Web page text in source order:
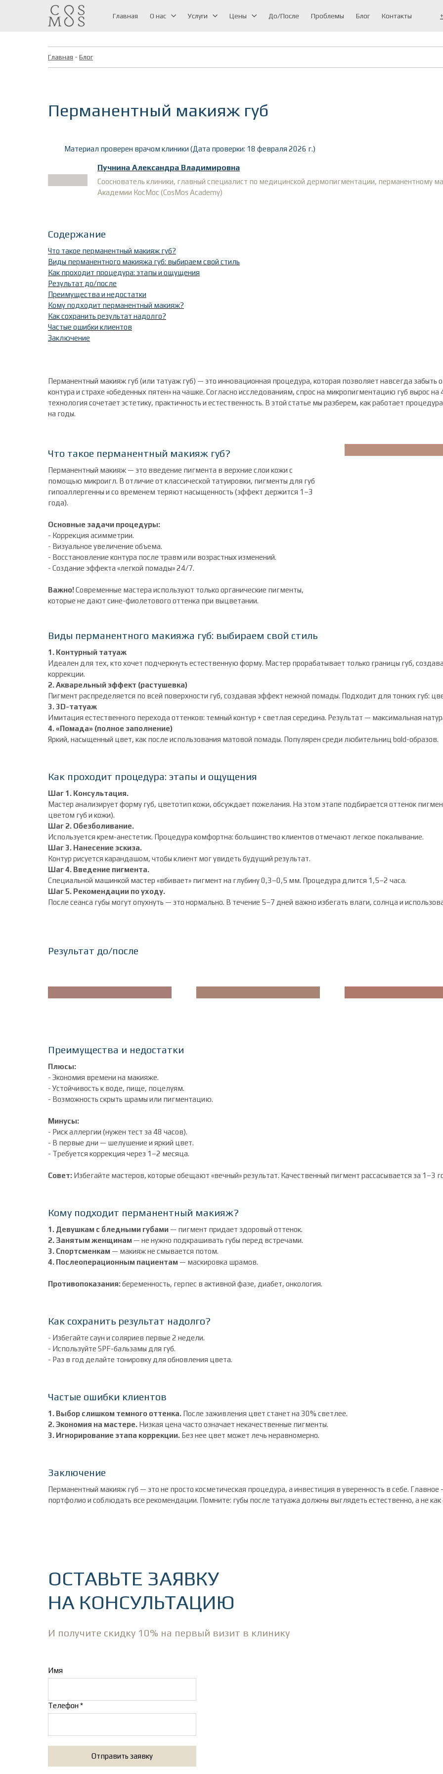
Главная О нас Услуги Цены До/После Проблемы Блог Контакты
Главная - Блог
Перманентный макияж губ
Материал проверен врачом клиники (Дата проверки: 18 февраля 2026 г.)
Пучнина Александра Владимировна
Сооснователь клиники, главный специалист по медицинской дермопигментации, перманентному
Академии КосМос (CosMos Academy)
Содержание
Что такое перманентный макияж губ?
Виды перманентного макияжа губ: выбираем свой стиль
Как проходит процедура: этапы и ощущения
Результат до/после
Преимущества и недостатки
Кому подходит перманентный макияж?
Как сохранить результат надолго?
Частые ошибки клиентов
Заключение
Перманентный макияж губ (или татуаж губ) — это инновационная процедура, которая позволяет навсегда
контура и страхе «обеденных пятен» на чашке. Согласно исследованиям, спрос на микропигментацию губ вырос на
технология сочетает эстетику, практичность и естественность. В этой статье мы разберем, как работает
на годы.
Что такое перманентный макияж губ?
Перманентный макияж — это введение пигмента в верхние слои кожи с
помощью микроигл. В отличие от классической татуировки, пигменты для губ
гипоаллергенны и со временем теряют насыщенность (эффект держится 1–3
года).
Основные задачи процедуры:
- Коррекция асимметрии.
- Визуальное увеличение объема.
- Восстановление контура после травм или возрастных изменений.
- Создание эффекта «легкой помады» 24/7.
Важно!Современные мастера используют только органические пигменты,
которые не дают сине-фиолетового оттенка при выцветании.
Виды перманентного макияжа губ: выбираем свой стиль
1. Контурный татуаж
Идеален для тех, кто хочет подчеркнуть естественную форму. Мастер прорабатывает только границы губ,
коррекции.
2. Акварельный эффект (растушевка)
Пигмент распределяется по всей поверхности губ, создавая эффект нежной помады. Подходит для тонких губ:
3. 3D-татуаж
Имитация естественного перехода оттенков: темный контур + светлая середина. Результат — максимальная
4. «Помада» (полное заполнение)
Яркий, насыщенный цвет, как после использования матовой помады. Популярен среди любительниц bold-образов.
Как проходит процедура: этапы и ощущения
Шаг 1. Консультация.
Мастер анализирует форму губ, цветотип кожи, обсуждает пожелания. На этом этапе подбирается оттенок
цветом губ и кожи).
Шаг 2. Обезболивание.
Используется крем-анестетик. Процедура комфортна: большинство клиентов отмечают легкое покалывание.
Шаг 3. Нанесение эскиза.
Контур рисуется карандашом, чтобы клиент мог увидеть будущий результат.
Шаг 4. Введение пигмента.
Специальной машинкой мастер «вбивает» пигмент на глубину 0,3–0,5 мм. Процедура длится 1,5–2 часа.
Шаг 5. Рекомендации по уходу.
После сеанса губы могут опухнуть — это нормально. В течение 5–7 дней важно избегать влаги, солнца и
Результат до/после
Преимущества и недостатки
Плюсы:
- Экономия времени на макияже.
- Устойчивость к воде, пище, поцелуям.
- Возможность скрыть шрамы или пигментацию.
Минусы:
- Риск аллергии (нужен тест за 48 часов).
- В первые дни — шелушение и яркий цвет.
- Требуется коррекция через 1–2 месяца.
Совет: Избегайте мастеров, которые обещают «вечный» результат. Качественный пигмент рассасывается за 1–3
Кому подходит перманентный макияж?
1. Девушкам с бледными губами — пигмент придает здоровый оттенок.
2. Занятым женщинам — не нужно подкрашивать губы перед встречами.
3. Спортсменкам — макияж не смывается потом.
4. Послеоперационным пациентам — маскировка шрамов.
Противопоказания:беременность, герпес в активной фазе, диабет, онкология.
Как сохранить результат надолго?
- Избегайте саун и соляриев первые 2 недели.
- Используйте SPF-бальзамы для губ.
- Раз в год делайте тонировку для обновления цвета.
Частые ошибки клиентов
1. Выбор слишком темного оттенка. После заживления цвет станет на 30% светлее.
2. Экономия на мастере. Низкая цена часто означает некачественные пигменты.
3. Игнорирование этапа коррекции. Без нее цвет может лечь неравномерно.
Заключение
Перманентный макияж губ — это не просто косметическая процедура, а инвестиция в уверенность в себе.
портфолио и соблюдать все рекомендации. Помните: губы после татуажа должны выглядеть естественно, а не как
Имя
Телефон *
Отправить заявку
И получите скидку 10% на первый визит в клинику
ОСТАВЬТЕ ЗАЯВКУ
НА КОНСУЛЬТАЦИЮ